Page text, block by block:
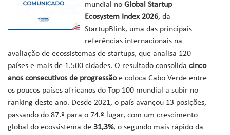
mundial no Global Startup
Ecosystem Index 2026, da
StartupBlink, uma das principais
referências internacionais na
avaliação de ecossistemas de startups, que analisa 120
países e mais de 1.500 cidades. O resultado consolida cinco
anos consecutivos de progressãoe coloca Cabo Verde entre
os poucos países africanos do Top 100 mundial a subir no
ranking deste ano. Desde 2021, o país avançou 13 posições,
passando do 87.º para o 74.º lugar, com um crescimento
global do ecossistema de 31,3%, o segundo mais rápido da